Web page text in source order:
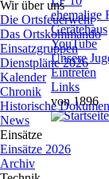
ehemalige
Gerätehaus
YouTube
Unsere
Eintreten
Links
von 1896
Wir über uns
Die Ortsfeuerwehr
Das Ortskommando
Einsatzgruppen
Dienstpläne 2026
Kalender
Chronik
Historische
News
Einsätze
Einsätze 2026
Archiv